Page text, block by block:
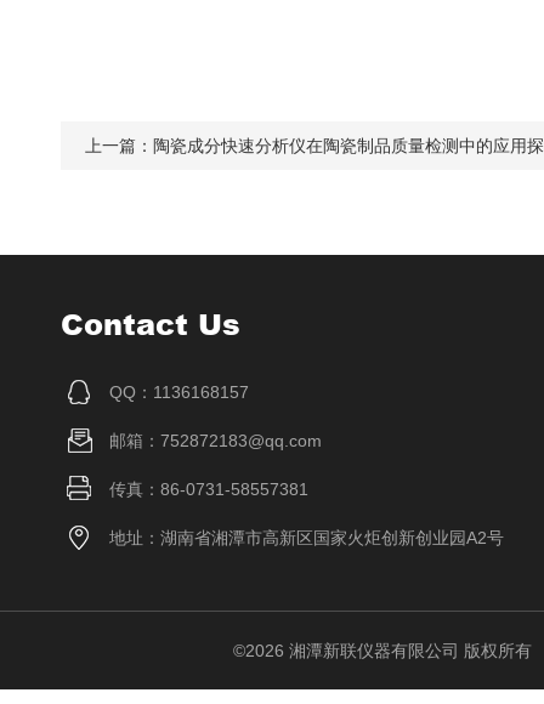
上一篇： 陶瓷成分快速分析仪在陶瓷制品质量检测中的应用
Contact Us
QQ：1136168157
邮箱：752872183@qq.com
传真：86-0731-58557381
地址：湖南省湘潭市高新区国家火炬创新创业园A2号
©2026 湘潭新联仪器有限公司 版权所